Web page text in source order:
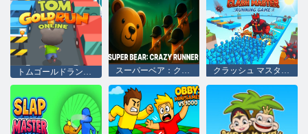
スーパーベア：クレイジーランナー クラッシュ マスター ランニング ゲーム